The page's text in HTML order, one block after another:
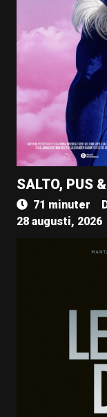
SALTO, PUS
71 minuter
28 augusti, 2026